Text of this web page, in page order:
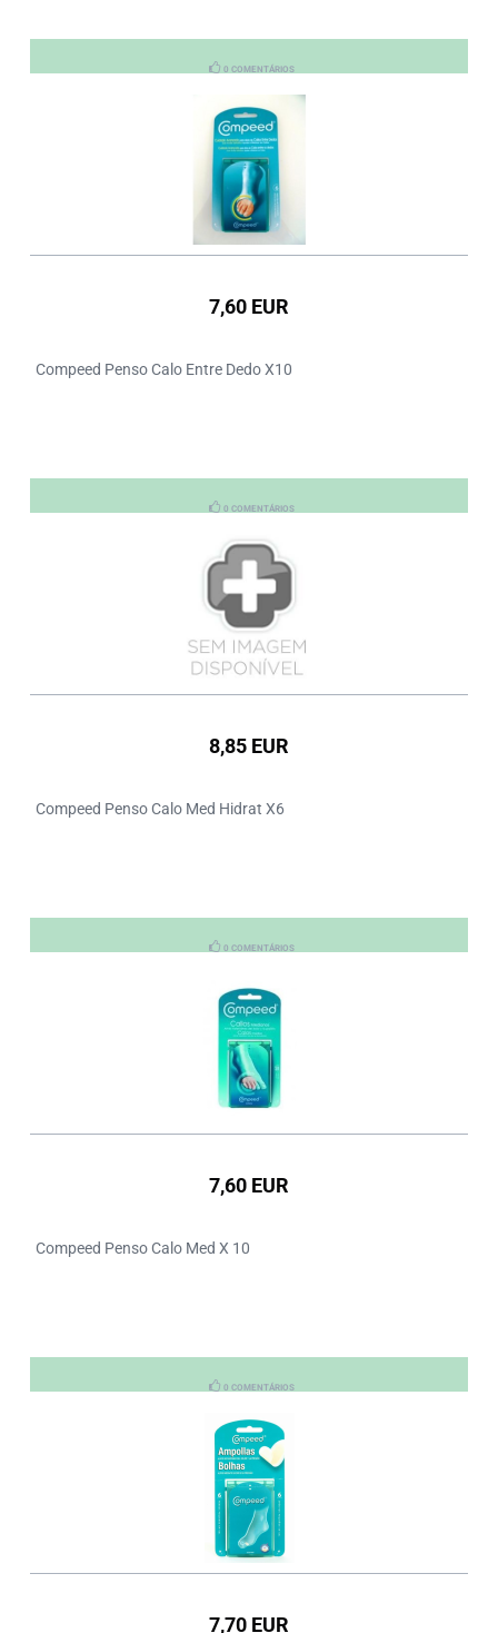
0 COMENTÁRIOS
7,60 EUR
Compeed Penso Calo Entre Dedo X10
0 COMENTÁRIOS
8,85 EUR
Compeed Penso Calo Med Hidrat X6
0 COMENTÁRIOS
7,60 EUR
Compeed Penso Calo Med X 10
0 COMENTÁRIOS
7,70 EUR